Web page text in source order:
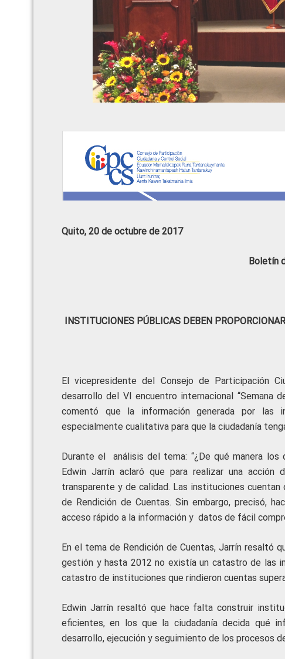
Quito, 20 de octubre de 2017
Boletín
INSTITUCIONES PÚBLICAS DEBEN
El vicepresidente del Consejo de Participación
desarrollo del VI encuentro internacional “Semana
comentó que la información generada por las
especialmente cualitativa para que la ciudadanía
Durante el análisis del tema: “¿De qué manera
Edwin Jarrín aclaró que para realizar una acción
transparente y de calidad. Las instituciones
de Rendición de Cuentas. Sin embargo, precisó,
acceso rápido a la información y datos de fácil
En el tema de Rendición de Cuentas, Jarrín resaltó
gestión y hasta 2012 no existía un catastro de las
catastro de instituciones que rindieron cuentas
Edwin Jarrín resaltó que hace falta construir
eficientes, en los que la ciudadanía decida qué
desarrollo, ejecución y seguimiento de los procesos